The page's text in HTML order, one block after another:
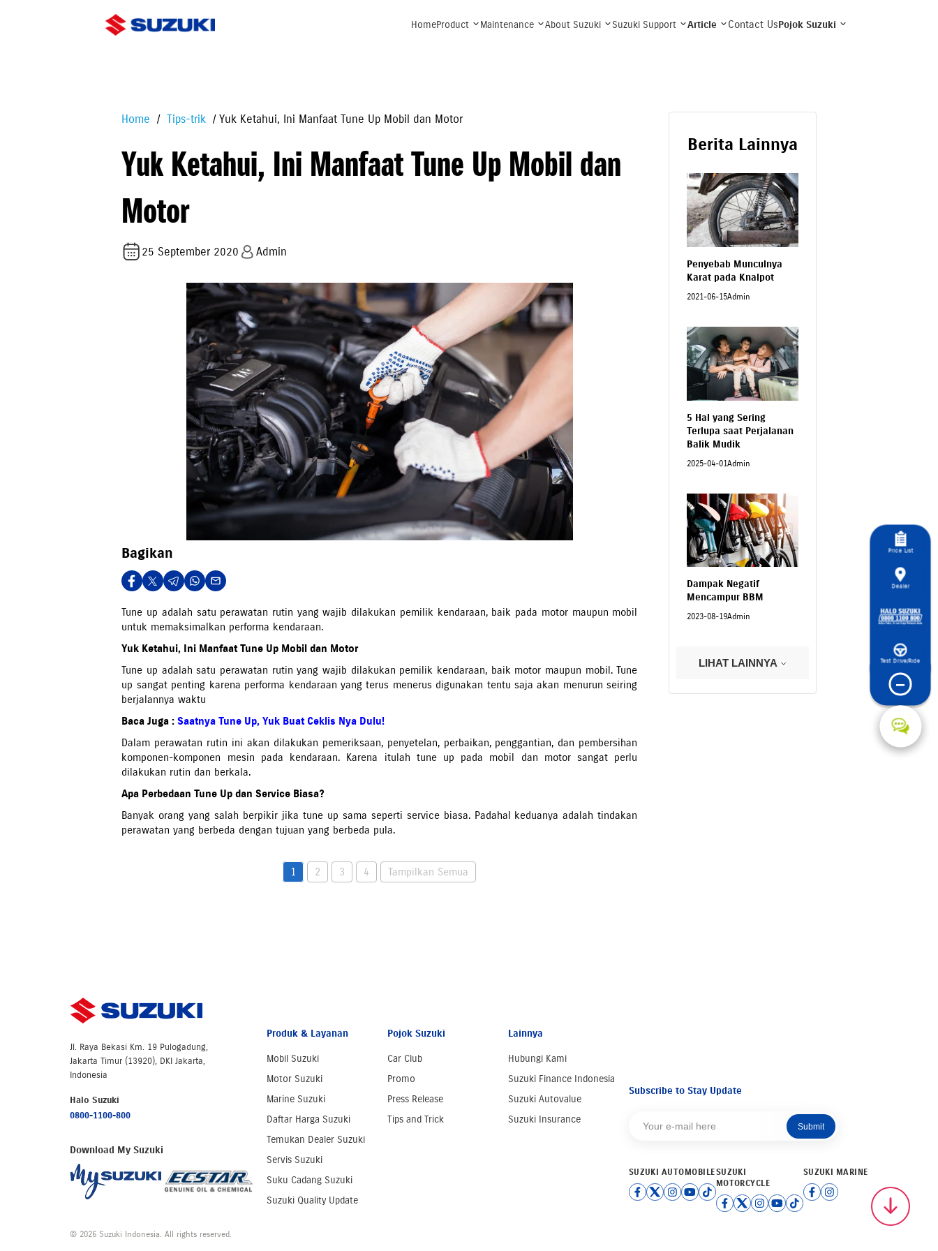
HomeProduct Maintenance About Suzuki Suzuki Support Article Contact UsPojok Suzuki
Home Tips-trik Yuk Ketahui, Ini Manfaat Tune Up Mobil dan Motor
Yuk Ketahui, Ini Manfaat Tune Up Mobil dan
Motor
25 September 2020 Admin
Bagikan
Tune up adalah satu perawatan rutin yang wajib dilakukan pemilik kendaraan, baik pada motor maupun mobil
untuk memaksimalkan performa kendaraan.
Yuk Ketahui, Ini Manfaat Tune Up Mobil dan Motor
Tune up adalah satu perawatan rutin yang wajib dilakukan pemilik kendaraan, baik motor maupun mobil. Tune
up sangat penting karena performa kendaraan yang terus menerus digunakan tentu saja akan menurun seiring
berjalannya waktu
Baca Juga :Saatnya Tune Up, Yuk Buat Ceklis Nya Dulu!
Dalam perawatan rutin ini akan dilakukan pemeriksaan, penyetelan, perbaikan, penggantian, dan pembersihan
komponen-komponen mesin pada kendaraan. Karena itulah tune up pada mobil dan motor sangat perlu
dilakukan rutin dan berkala.
Apa Perbedaan Tune Up dan Service Biasa?
Banyak orang yang salah berpikir jika tune up sama seperti service biasa. Padahal keduanya adalah tindakan
perawatan yang berbeda dengan tujuan yang berbeda pula.
1 2 3 4 Tampilkan Semua
Berita Lainnya
Penyebab Munculnya
Karat pada Knalpot
2021-06-15Admin
5 Hal yang Sering
Terlupa saat Perjalanan
Balik Mudik
2025-04-01Admin
Dampak Negatif
Mencampur BBM
2023-08-19Admin
LIHAT LAINNYA
Price List
Dealer
Test Drive/Ride
−
Jl. Raya Bekasi Km. 19 Pulogadung,
Jakarta Timur (13920), DKI Jakarta,
Indonesia
Halo Suzuki
0800-1100-800
Download My Suzuki
Produk & Layanan
Mobil Suzuki
Motor Suzuki
Marine Suzuki
Daftar Harga Suzuki
Temukan Dealer Suzuki
Servis Suzuki
Suku Cadang Suzuki
Suzuki Quality Update
Pojok Suzuki
Car Club
Promo
Press Release
Tips and Trick
Lainnya
Hubungi Kami
Suzuki Finance Indonesia
Suzuki Autovalue
Suzuki Insurance
Subscribe to Stay Update
Submit
SUZUKI AUTOMOBILESUZUKI
MOTORCYCLE
SUZUKI MARINE
© 2026 Suzuki Indonesia. All rights reserved.